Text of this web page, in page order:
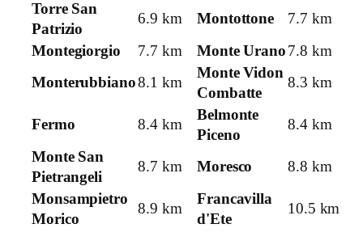
Torre San
Patrizio
6.9 km Montottone
7.7 km
Montegiorgio
7.7 km Monte Urano 7.8 km
Monterubbiano8.1 km
Monte Vidon
Combatte
8.3 km
Fermo 8.4 km
Belmonte
Piceno
8.4 km
Monte San
Pietrangeli
8.7 km Moresco
8.8 km
Monsampietro
Morico
8.9 km
Francavilla
d'Ete
10.5 km